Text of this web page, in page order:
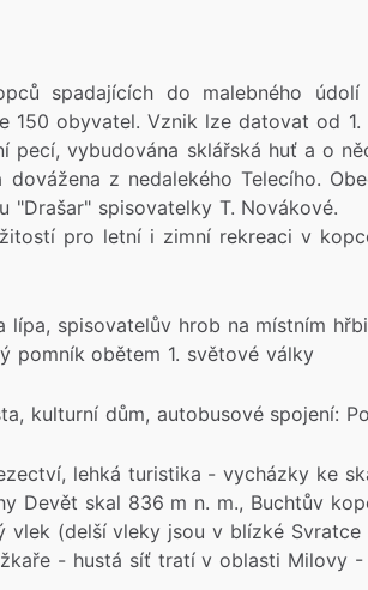
spadajících do malebného
150 obyvatel. Vznik lze datovat od 1.
pecí, vybudována sklářská huť a o
z nedalekého Telecího.
spisovatelky T. Novákové.
pro letní i zimní rekreaci v
lípa, spisovatelův hrob na místním
pomník obětem 1. světové války
kulturní dům, autobusové spojení:
lehká turistika - vycházky ke
Devět skal 836 m n. m., Buchtův
vlek (delší vleky jsou v blízké
- hustá síť tratí v oblasti Milovy -